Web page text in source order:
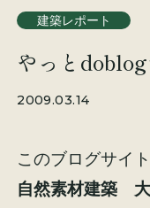
建築レポート
やっと
2009.03.14
このブログサイ
自然素材建築
大工が建てる家
気候風土適応住宅
リノベーション